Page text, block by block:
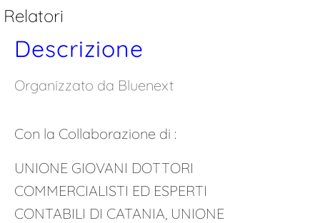
Relatori
Descrizione
Organizzato da Bluenext
Con la Collaborazione di :
UNIONE GIOVANI DOTTORI
COMMERCIALISTI ED ESPERTI
CONTABILI DI CATANIA, UNIONE